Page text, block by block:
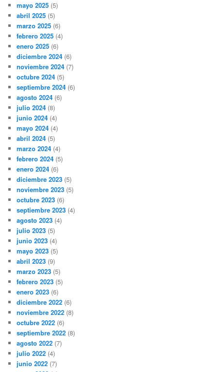
mayo 2025 (5)
abril 2025 (5)
marzo 2025 (6)
febrero 2025 (4)
enero 2025 (6)
diciembre 2024 (6)
noviembre 2024 (7)
octubre 2024 (5)
septiembre 2024 (6)
agosto 2024 (6)
julio 2024 (8)
junio 2024 (4)
mayo 2024 (4)
abril 2024 (5)
marzo 2024 (4)
febrero 2024 (5)
enero 2024 (6)
diciembre 2023 (5)
noviembre 2023 (5)
octubre 2023 (6)
septiembre 2023 (4)
agosto 2023 (4)
julio 2023 (5)
junio 2023 (4)
mayo 2023 (5)
abril 2023 (9)
marzo 2023 (5)
febrero 2023 (5)
enero 2023 (6)
diciembre 2022 (6)
noviembre 2022 (8)
octubre 2022 (6)
septiembre 2022 (8)
agosto 2022 (7)
julio 2022 (4)
junio 2022 (7)